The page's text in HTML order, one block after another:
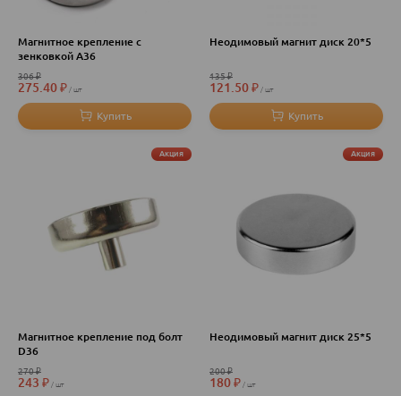
Магнитное крепление с
зенковкой A36
306₽
275.40₽ шт
Неодимовый магнит диск 20*5
135₽
121.50₽ шт
Акция
Магнитное крепление под болт
D36
270₽
243 ₽ шт
Акция
Неодимовый магнит диск 25*5
200₽
180₽ шт